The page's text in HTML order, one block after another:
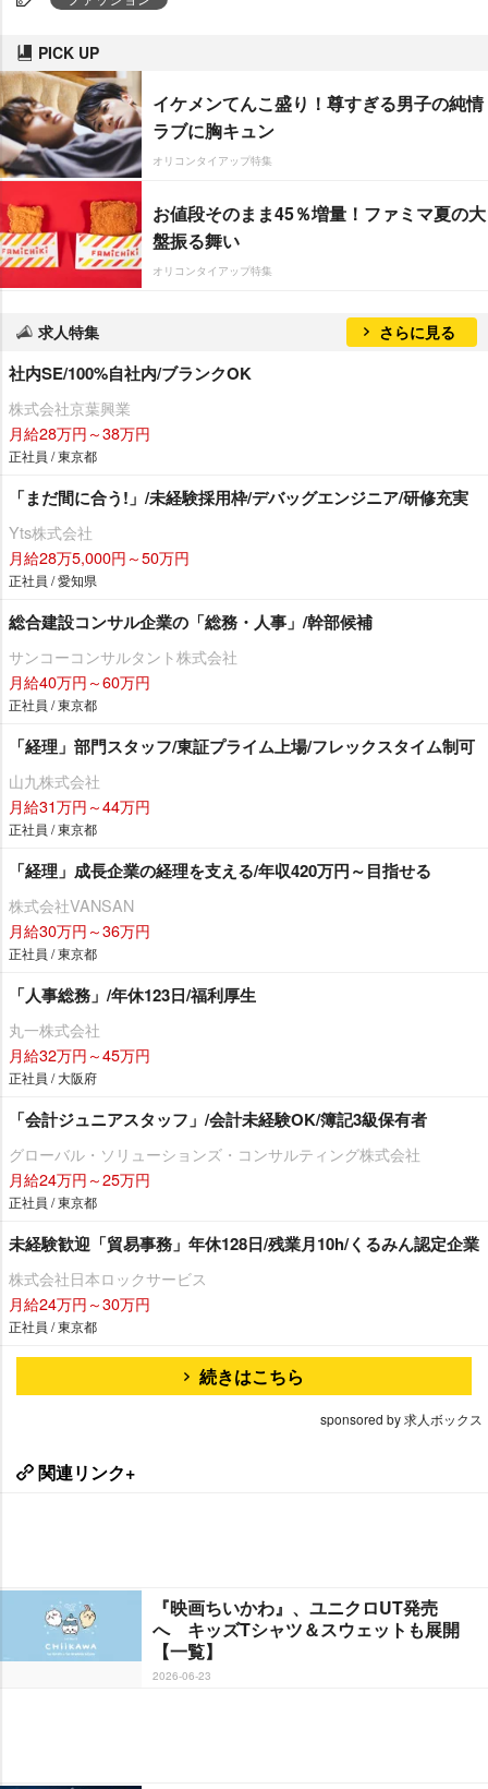
PICK UP
イケメンてんこ盛り！尊すぎる男子の純情
ラブに胸キュン
オリコンタイアップ特集
お値段そのまま45％増量！ファミマ夏の大
盤振る舞い
オリコンタイアップ特集
求人特集 さらに見る
社内SE/100%自社内/ブランクOK
株式会社京葉興業
月給28万円～38万円
正社員 / 東京都
「まだ間に合う!」/未経験採用枠/デバッグエンジニア/研修充実
Yts株式会社
月給28万5,000円～50万円
正社員 / 愛知県
総合建設コンサル企業の「総務・人事」/幹部候補
サンコーコンサルタント株式会社
月給40万円～60万円
正社員 / 東京都
「経理」部門スタッフ/東証プライム上場/フレックスタイム制可
山九株式会社
月給31万円～44万円
正社員 / 東京都
「経理」成長企業の経理を支える/年収420万円～目指せる
株式会社VANSAN
月給30万円～36万円
正社員 / 東京都
「人事総務」/年休123日/福利厚生
丸一株式会社
月給32万円～45万円
正社員 / 大阪府
「会計ジュニアスタッフ」/会計未経験OK/簿記3級保有者
グローバル・ソリューションズ・コンサルティング株式会社
月給24万円～25万円
正社員 / 東京都
未経験歓迎「貿易事務」年休128日/残業月10h/くるみん認定企業
株式会社日本ロックサービス
月給24万円～30万円
正社員 / 東京都
続きはこちら
sponsored by 求人ボックス
関連リンク+
『映画ちいかわ』、ユニクロUT発売
へ キッズTシャツ＆スウェットも展開
【一覧】
2026-06-23